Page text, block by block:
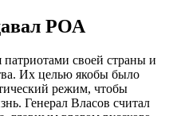
РОА
своей страны и
Их целью якобы было
режим, чтобы
Генерал Власов считал